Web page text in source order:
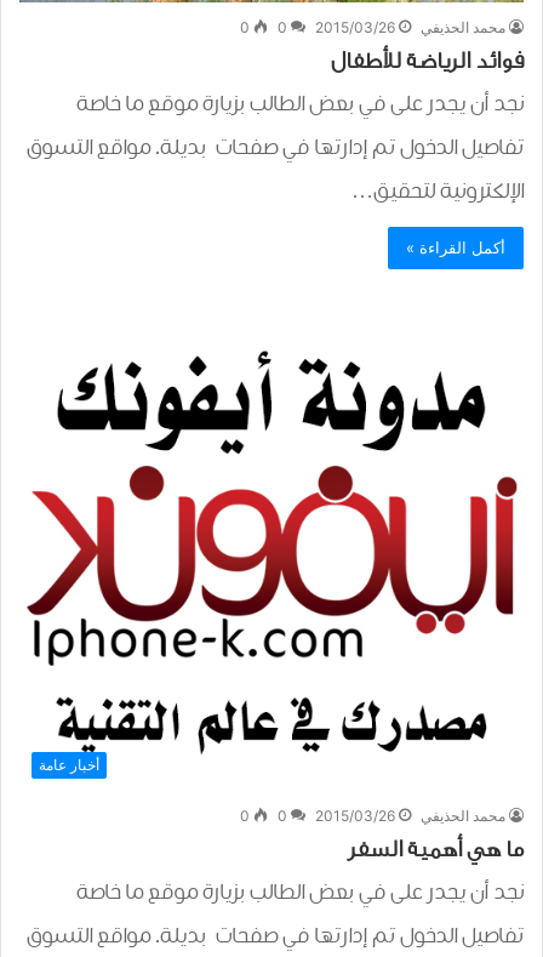
محمد الحذيفي 2015/03/26
0
0
فوائد الرياضة للأطفال
نجد أن يجدر على في بعض الطالب بزيارة موقع ما خاصة
تفاصيل الدخول تم إدارتها في صفحات بديلة. مواقع التسوق
الإلكترونية لتحقيق…
أكمل القراءة »
أخبار عامة
محمد الحذيفي 2015/03/26
0
0
ما هي أهمية السفر
نجد أن يجدر على في بعض الطالب بزيارة موقع ما خاصة
تفاصيل الدخول تم إدارتها في صفحات بديلة. مواقع التسوق